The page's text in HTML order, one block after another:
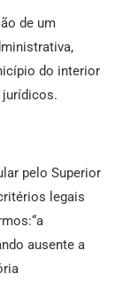
de um
do interior
jurídicos.
pelo Superior
legais
ausente a